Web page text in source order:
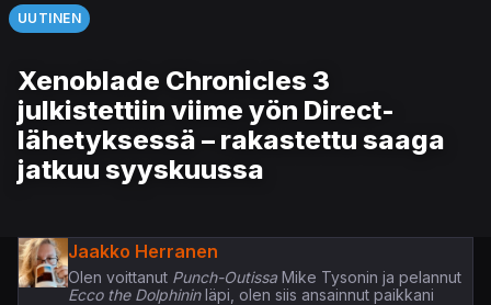
UUTINEN
Xenoblade Chronicles 3
julkistettiin viime yön Direct-
lähetyksessä – rakastettu saaga
jatkuu syyskuussa
Jaakko Herranen
Olen voittanutPunch-OutissaMike Tysonin ja pelannut
Ecco the Dolphininläpi, olen siis ansainnut paikkani